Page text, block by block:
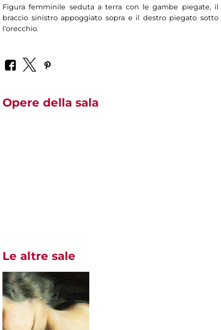
Figura femminile seduta a terra con le gambe piegate, il
braccio sinistro appoggiato sopra e il destro piegato sotto
l'orecchio.
Opere della sala
Le altre sale